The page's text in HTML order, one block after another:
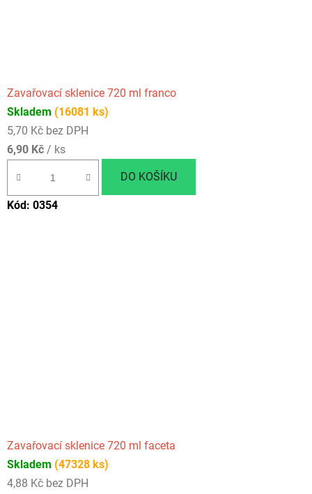
Zavařovací sklenice 720 ml franco
Skladem (16081 ks)
5,70 Kč bez DPH
6,90 Kč / ks
DO KOŠÍKU
Kód: 0354
Zavařovací sklenice 720 ml faceta
Skladem (47328 ks)
4,88 Kč bez DPH